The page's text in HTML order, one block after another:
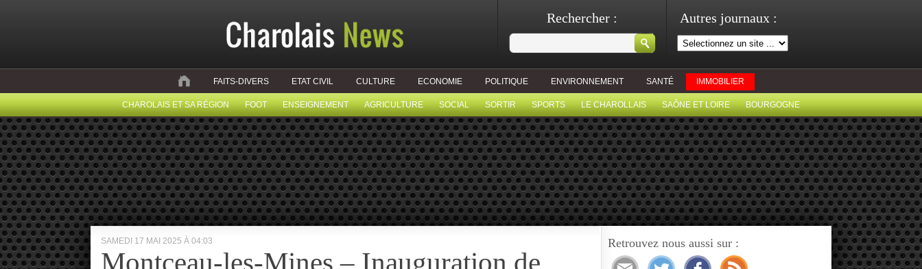
Autres journaux :
Rechercher :
FAITS-DIVERS ETAT CIVIL CULTURE ECONOMIE POLITIQUE ENVIRONNEMENT SANTÉ IMMOBILIER
CHAROLAIS ET SA RÉGION FOOT ENSEIGNEMENT AGRICULTURE SOCIAL SORTIR SPORTS LE CHAROLLAIS SAÔNE ET LOIRE BOURGOGNE
SAMEDI 17 MAI 2025 À 04:03
Montceau-les-Mines – Inauguration de
Retrouvez nous aussi sur :